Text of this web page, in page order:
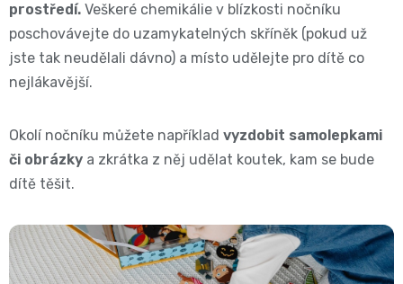
Mušelinové
plenky
pleny
na
prostředí. Veškeré chemikálie v blízkosti nočníku
poschovávejte do uzamykatelných skříněk (pokud už
jste tak neudělali dávno) a místo udělejte pro dítě co
nejlákavější.
Okolí nočníku můžete například vyzdobit samolepkami
či obrázky a zkrátka z něj udělat koutek, kam se bude
dítě těšit.